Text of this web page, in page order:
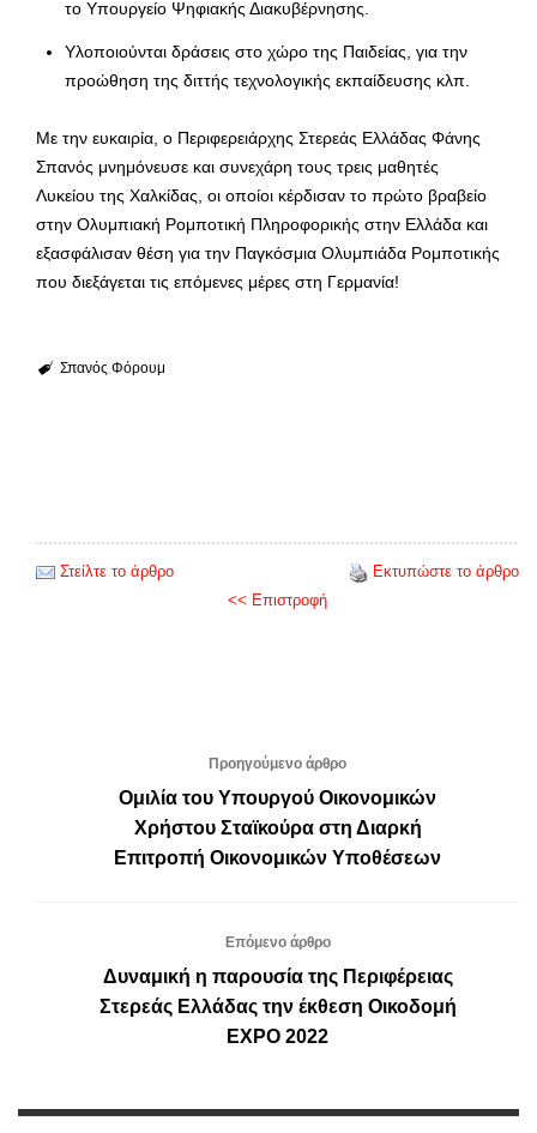
το Υπουργείο Ψηφιακής Διακυβέρνησης.
Υλοποιούνται δράσεις στο χώρο της Παιδείας, για την
προώθηση της διττής τεχνολογικής εκπαίδευσης κλπ.
Με την ευκαιρία, ο Περιφερειάρχης Στερεάς Ελλάδας Φάνης
Σπανός μνημόνευσε και συνεχάρη τους τρεις μαθητές
Λυκείου της Χαλκίδας, οι οποίοι κέρδισαν το πρώτο βραβείο
στην Ολυμπιακή Ρομποτική Πληροφορικής στην Ελλάδα και
εξασφάλισαν θέση για την Παγκόσμια Ολυμπιάδα Ρομποτικής
που διεξάγεται τις επόμενες μέρες στη Γερμανία!
Σπανός Φόρουμ
Στείλτε το άρθρο
Εκτυπώστε το άρθρο
<< Επιστροφή
Προηγούμενο άρθρο
Ομιλία του Υπουργού Οικονομικών
Χρήστου Σταϊκούρα στη Διαρκή
Επιτροπή Οικονομικών Υποθέσεων
Επόμενο άρθρο
Δυναμική η παρουσία της Περιφέρειας
Στερεάς Ελλάδας την έκθεση Οικοδομή
EXPO 2022